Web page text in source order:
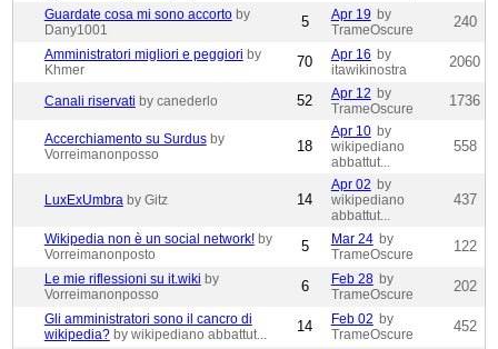
Guardate cosa mi sono accorto by
Dany1001
5 Apr 19 by
TrameOscure
240
Amministratori migliori e peggiori by
Khmer
70 Apr 16 by
itawikinostra
2060
Canali riservati by canederlo 52 Apr 12 by
TrameOscure
1736
Accerchiamento su Surdus by
Vorreimanonposso
18
Apr 10 by
wikipediano
abbattut...
558
LuxExUmbra by Gitz 14
Apr 02 by
wikipediano
abbattut...
437
Wikipedia non è un social network! by
Vorreimanonposto
5 Mar 24 by
TrameOscure
122
Le mie riflessioni su it.wiki by
Vorreimanonposso
6 Feb 28 by
TrameOscure
202
Gli amministratori sono il cancro di
wikipedia? by wikipediano abbattut... 14 Feb 02 by
TrameOscure
452